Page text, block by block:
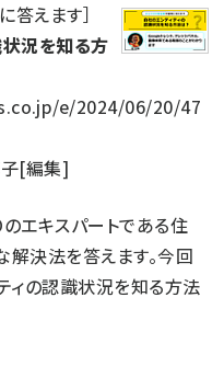
答えます］
況を知る方
e/2024/06/20/47
[編集]
エキスパートである住
決法を答えます。今回
ィの認識状況を知る方法